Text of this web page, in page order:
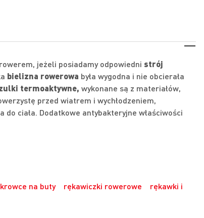
jeżeli posiadamy odpowiedni strój
bielizna rowerowa była wygodna i nie obcierała
termoaktywne, wykonane są z materiałów,
przed wiatrem i wychłodzeniem,
ciała. Dodatkowe antybakteryjne właściwości
na buty rękawiczki rowerowe
rękawki i